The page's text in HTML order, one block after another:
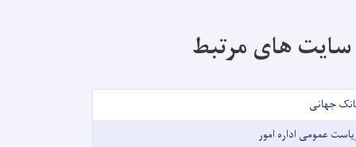
سایت های مرتبط
جهانی
عمومی اداره امور